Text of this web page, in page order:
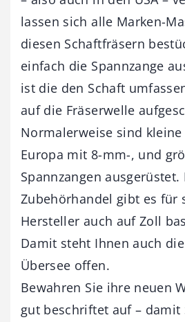
lassen sich alle Marken-
diesen Schaftfräsern
einfach die Spannzange
ist die den Schaft
auf die Fräserwelle
Normalerweise sind
Europa mit 8-mm-, und
Spannzangen ausgerüstet.
Zubehörhandel gibt es für
Hersteller auch auf Zoll
Damit steht Ihnen auch
Übersee offen.
Bewahren Sie ihre neuen
gut beschriftet auf – damit